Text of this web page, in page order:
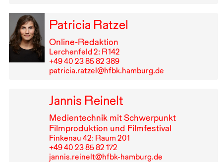
Patricia Ratzel
Online-Redaktion
Lerchenfeld 2: R⁠ ⁠142
+49⁠ ⁠40⁠ ⁠23⁠ ⁠85⁠ ⁠82⁠ ⁠389
patricia.ratzel@hfbk.hamburg.de
Jannis Reinelt
Medientechnik mit Schwerpunkt
Filmproduktion und Filmfestival
Finkenau 42: Raum 201
+49⁠ ⁠40⁠ ⁠23⁠ ⁠85⁠ ⁠82⁠ ⁠172
jannis.reinelt@hfbk-hamburg.de